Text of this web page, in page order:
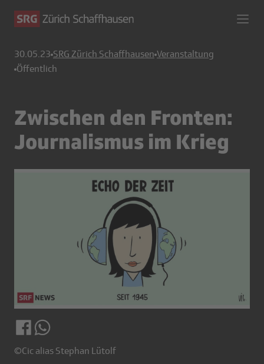
30.05.23 SRG Zürich Schaffhausen Veranstaltung
Öffentlich
Zwischen den Fronten:
Journalismus im Krieg
©Cic alias Stephan Lütolf